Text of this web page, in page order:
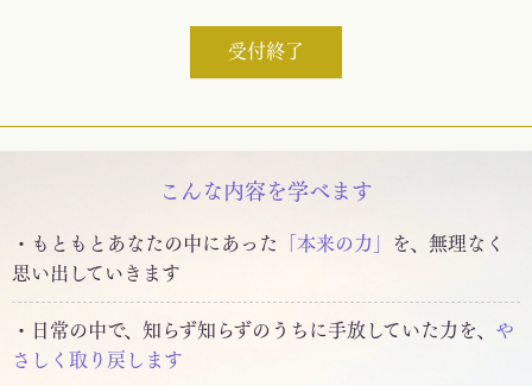
受付終了
こんな内容を学べます
・もともとあなたの中にあった 「本来の力」
を、無理なく
思い出していきます
・日常の中で、知らず知らずのうちに手放していた力を、 や
さしく取り戻します